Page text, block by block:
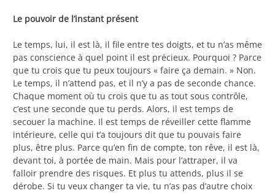
Le pouvoir de l’instant présent
Le temps, lui, il est là, il file entre tes doigts, et tu n’as même
pas conscience à quel point il est précieux. Pourquoi ? Parce
que tu crois que tu peux toujours « faire ça demain. » Non.
Le temps, il n’attend pas, et il n’y a pas de seconde chance.
Chaque moment où tu crois que tu as tout sous contrôle,
c’est une seconde que tu perds. Alors, il est temps de
secouer la machine. Il est temps de réveiller cette flamme
intérieure, celle qui t’a toujours dit que tu pouvais faire
plus, être plus. Parce qu’en fin de compte, ton rêve, il est là,
devant toi, à portée de main. Mais pour l’attraper, il va
falloir prendre des risques. Et plus tu attends, plus il se
dérobe. Si tu veux changer ta vie, tu n’as pas d’autre choix